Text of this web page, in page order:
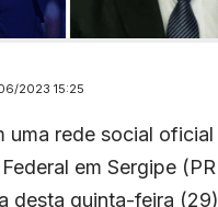
2023 15:25
uma rede social oficial
em Sergipe
desta quinta-feira